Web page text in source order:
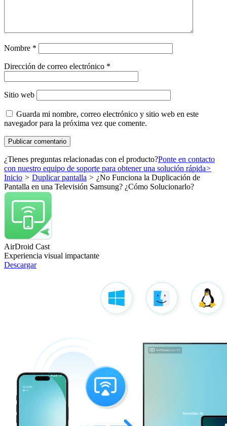
Nombre *
Dirección de correo electrónico *
Sitio web
Guarda mi nombre, correo electrónico y sitio web en este
navegador para la próxima vez que comente.
¿Tienes preguntas relacionadas con el producto?Ponte en contacto
con nuestro equipo de soporte para obtener una solución rápida>
Inicio > Duplicar pantalla > ¿No Funciona la Duplicación de
Pantalla en una Televisión Samsung? ¿Cómo Solucionarlo?
AirDroid Cast
Experiencia visual impactante
Descargar